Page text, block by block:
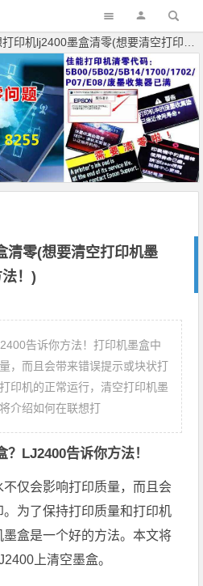
机lj2400墨盒清零(想要清空打印机墨盒？LJ2400告诉你方法！)
清零(想要清空打印机墨
！)
告诉你方法！打印机墨盒中
，而且会带来错误提示或块状打
印机的正常运行，清空打印机墨
介绍如何在联想打
LJ2400告诉你方法！
仅会影响打印质量，而且会
为了保持打印质量和打印机
盒是一个好的方法。本文将
上清空墨盒。